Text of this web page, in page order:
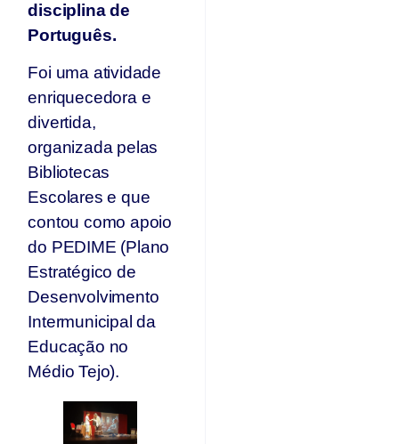
disciplina de
Português.
Foi uma atividade
enriquecedora e
divertida,
organizada pelas
Bibliotecas
Escolares e que
contou como apoio
do PEDIME (Plano
Estratégico de
Desenvolvimento
Intermunicipal da
Educação no
Médio Tejo).